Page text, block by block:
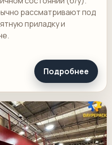
рассматривают под
приладку и
Подробнее